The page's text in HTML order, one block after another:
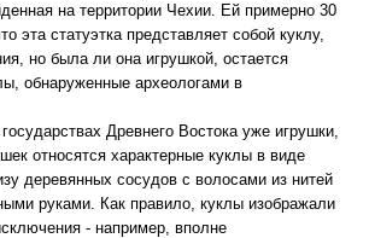
на территории Чехии. Ей примерно 30
эта статуэтка представляет собой куклу,
но была ли она игрушкой, остается
обнаруженные археологами в
Древнего Востока уже игрушки,
относятся характерные куклы в виде
деревянных сосудов с волосами из нитей
руками. Как правило, куклы изображали
- например, вполне